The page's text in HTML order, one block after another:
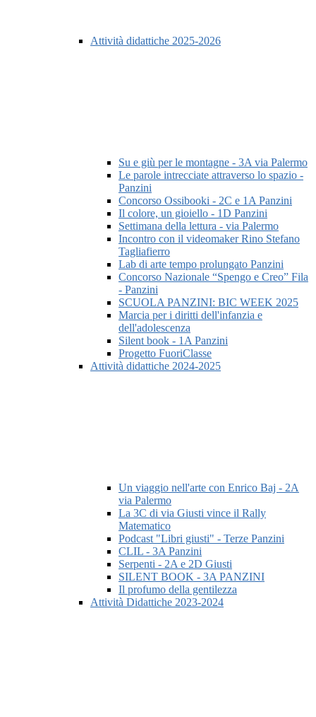
Attività didattiche 2025-2026
Su e giù per le montagne - 3A via Palermo
Le parole intrecciate attraverso lo spazio -
Panzini
Concorso Ossibooki - 2C e 1A Panzini
Il colore, un gioiello - 1D Panzini
Settimana della lettura - via Palermo
Incontro con il videomaker Rino Stefano
Tagliafierro
Lab di arte tempo prolungato Panzini
Concorso Nazionale “Spengo e Creo” Fila
- Panzini
SCUOLA PANZINI: BIC WEEK 2025
Marcia per i diritti dell'infanzia e
dell'adolescenza
Silent book - 1A Panzini
Progetto FuoriClasse
Attività didattiche 2024-2025
Un viaggio nell'arte con Enrico Baj - 2A
via Palermo
La 3C di via Giusti vince il Rally
Matematico
Podcast "Libri giusti" - Terze Panzini
CLIL - 3A Panzini
Serpenti - 2A e 2D Giusti
SILENT BOOK - 3A PANZINI
Il profumo della gentilezza
Attività Didattiche 2023-2024